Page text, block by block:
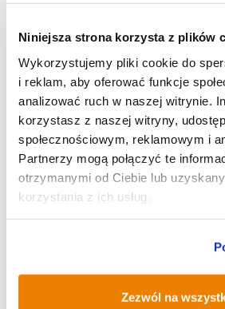
Niniejsza strona korzysta z plików
Wykorzystujemy pliki cookie do
i reklam, aby oferować funkcje
analizować ruch w naszej witrynie.
korzystasz z naszej witryny,
społecznościowym, reklamowym i
Partnerzy mogą połączyć te
otrzymanymi od Ciebie lub
korzystania z ich usług.
Zezwól na
IX Rudzki
Historyczna
na budowie trasy
Śląskie dla
instytucje rynku
Biblioteka